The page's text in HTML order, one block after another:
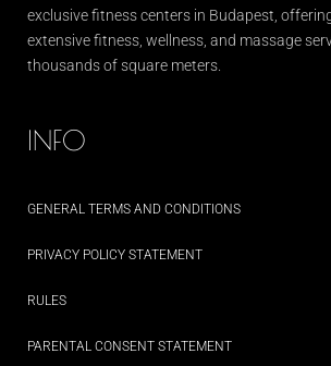
exclusivefitnesscenters in Budapest,
extensivefitness , wellness, and massage
thousands of square meters.
INFO
GENERAL TERMS AND CONDITIONS
PRIVACY POLICY STATEMENT
RULES
PARENTAL CONSENT STATEMENT